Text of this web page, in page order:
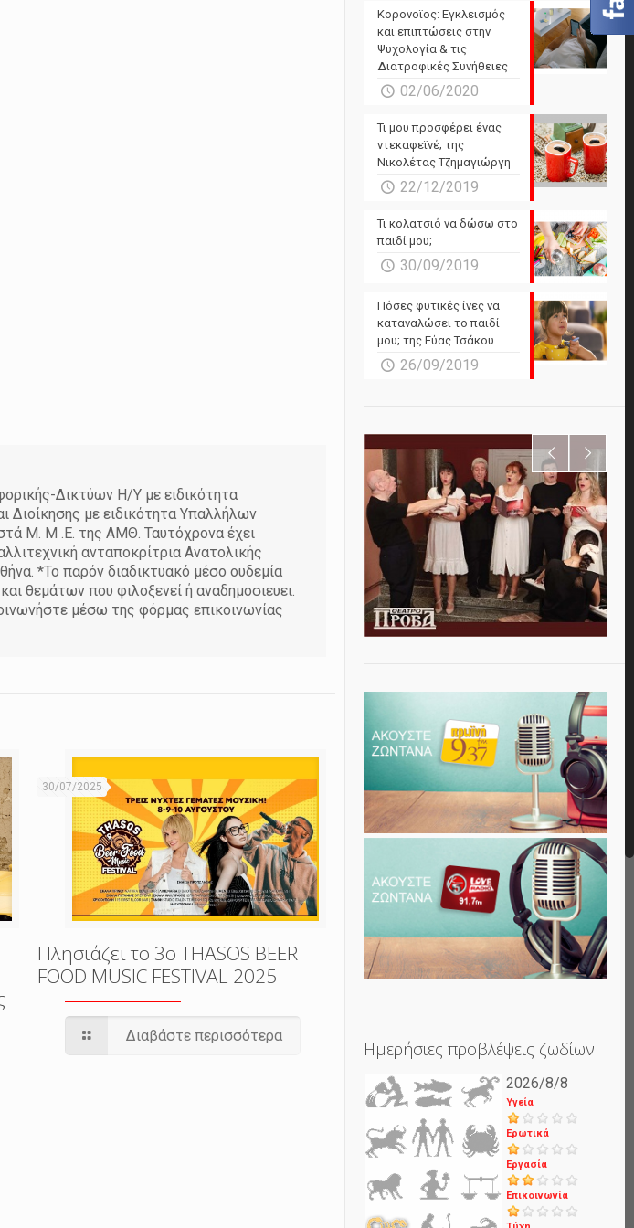
Δικτύων Η/Υ με ειδικότητα
Διοίκησης με ειδικότητα Υπαλλήλων
Μ. Μ .Ε. της ΑΜΘ. Ταυτόχρονα έχει
ανταποκρίτρια Ανατολικής
*Το παρόν διαδικτυακό μέσο ουδεμία
θεμάτων που φιλοξενεί ή αναδημοσιευει.
μέσω της φόρμας επικοινωνίας
30/07/2025
Πλησιάζει το 3o THASOS BEER
FOOD MUSIC FESTIVAL 2025
Διαβάστε περισσότερα
Κορονοϊος: Εγκλεισμός
και επιπτώσεις στην
Ψυχολογία & τις
Διατροφικές Συνήθειες
02/06/2020
Τι μου προσφέρει ένας
ντεκαφεϊνέ; της
Νικολέτας Τζημαγιώργη
22/12/2019
Τι κολατσιό να δώσω στο
παιδί μου;
30/09/2019
Πόσες φυτικές ίνες να
καταναλώσει το παιδί
μου; της Εύας Τσάκου
26/09/2019
Ημερήσιες προβλέψεις ζωδίων
2026/8/8
Υγεία
Ερωτικά
Εργασία
Επικοινωνία